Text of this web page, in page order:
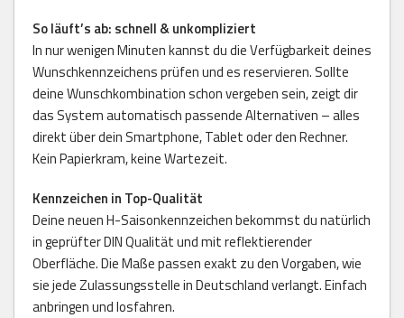
So läuft’s ab: schnell & unkompliziert
In nur wenigen Minuten kannst du die Verfügbarkeit deines
Wunschkennzeichens prüfen und es reservieren. Sollte
deine Wunschkombination schon vergeben sein, zeigt dir
das System automatisch passende Alternativen – alles
direkt über dein Smartphone, Tablet oder den Rechner.
Kein Papierkram, keine Wartezeit.
Kennzeichen in Top-Qualität
Deine neuen H-Saisonkennzeichen bekommst du natürlich
in geprüfter DIN Qualität und mit reflektierender
Oberfläche. Die Maße passen exakt zu den Vorgaben, wie
sie jede Zulassungsstelle in Deutschland verlangt. Einfach
anbringen und losfahren.